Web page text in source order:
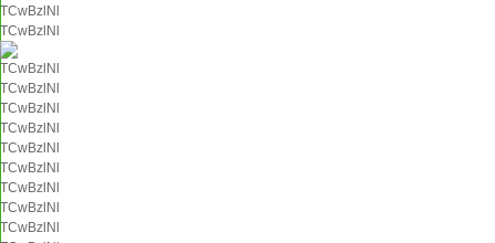
TCwBzlNl
TCwBzlNl
TCwBzlNl
TCwBzlNl
TCwBzlNl
TCwBzlNl
TCwBzlNl
TCwBzlNl
TCwBzlNl
TCwBzlNl
TCwBzlNl